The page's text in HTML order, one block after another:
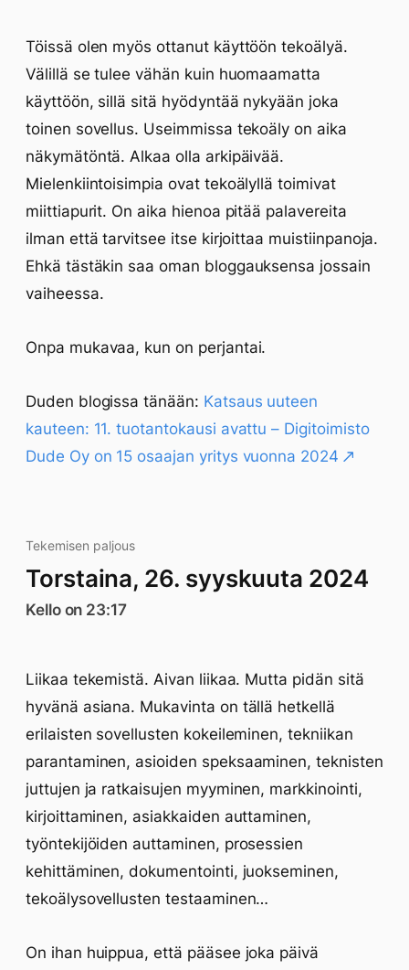
Töissä olen myös ottanut käyttöön tekoälyä.
Välillä se tulee vähän kuin huomaamatta
käyttöön, sillä sitä hyödyntää nykyään joka
toinen sovellus. Useimmissa tekoäly on aika
näkymätöntä. Alkaa olla arkipäivää.
Mielenkiintoisimpia ovat tekoälyllä toimivat
miittiapurit. On aika hienoa pitää palavereita
ilman että tarvitsee itse kirjoittaa muistiinpanoja.
Ehkä tästäkin saa oman bloggauksensa jossain
vaiheessa.
Onpa mukavaa, kun on perjantai.
Duden blogissa tänään: Katsaus uuteen
kauteen: 11. tuotantokausi avattu – Digitoimisto
Dude Oy on 15 osaajan yritys vuonna 2024
Tekemisen paljous
Torstaina, 26. syyskuuta 2024
Kello on 23:17
Liikaa tekemistä. Aivan liikaa. Mutta pidän sitä
hyvänä asiana. Mukavinta on tällä hetkellä
erilaisten sovellusten kokeileminen, tekniikan
parantaminen, asioiden speksaaminen, teknisten
juttujen ja ratkaisujen myyminen, markkinointi,
kirjoittaminen, asiakkaiden auttaminen,
työntekijöiden auttaminen, prosessien
kehittäminen, dokumentointi, juokseminen,
tekoälysovellusten testaaminen…
On ihan huippua, että pääsee joka päivä